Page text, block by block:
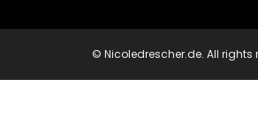
© Nicoledrescher.de. All rights